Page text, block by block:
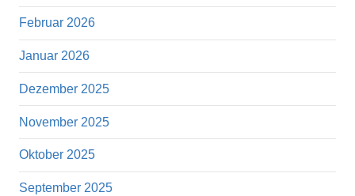
Februar 2026
Januar 2026
Dezember 2025
November 2025
Oktober 2025
September 2025